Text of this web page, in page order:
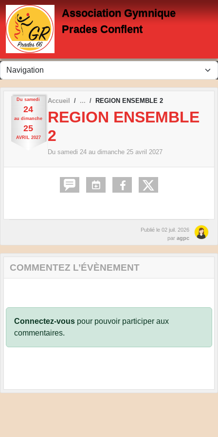
Association Gymnique
Prades Conflent
Du samedi
24
au dimanche
25
AVRIL 2027
Accueil REGION ENSEMBLE 2
REGION ENSEMBLE
2
Du samedi 24 au dimanche 25 avril 2027
Publié le 02 juil. 2026
par agpc
COMMENTEZ L’ÉVÈNEMENT
Connectez-vous pour pouvoir participer aux
commentaires.
Panneau de gestion des cookies